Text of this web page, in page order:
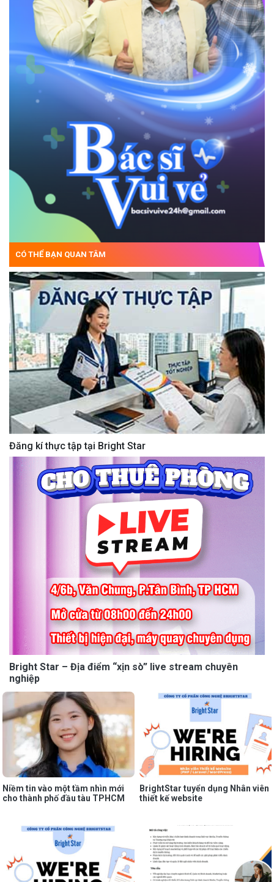
CÓ THỂ BẠN QUAN TÂM
Đăng kí thực tập tại Bright Star
Bright Star – Địa điểm “xịn sò” live stream chuyên
nghiệp
Niềm tin vào một tầm nhìn mới
cho thành phố đầu tàu TPHCM
BrightStar tuyển dụng Nhân viên
thiết kế website